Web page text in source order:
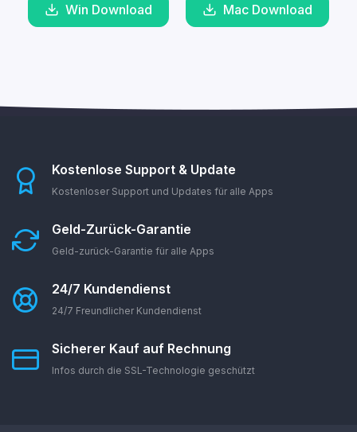
Win Download Mac Download
Kostenlose Support & Update
Kostenloser Support und Updates für alle Apps
Geld-Zurück-Garantie
Geld-zurück-Garantie für alle Apps
24/7 Kundendienst
24/7 Freundlicher Kundendienst
Sicherer Kauf auf Rechnung
Infos durch die SSL-Technologie geschützt